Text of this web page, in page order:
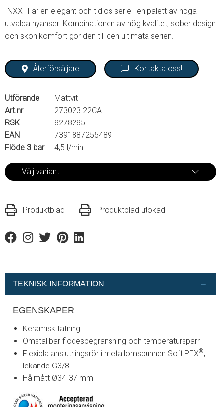
INXX II är en elegant och tidlös serie i en palett av noga
utvalda nyanser. Kombinationen av hög kvalitet, sober design
och skön komfort gör den till den ultimata serien.
Återförsäljare Kontakta oss!
Utförande
Mattvit
Art.nr
273023.22CA
RSK
8278285
EAN
7391887255489
Flöde 3 bar
4,5 l/min
Välj variant
Produktblad Produktblad utökad
FacebookInstagram
TwitterPinterestLinkedin
TEKNISK INFORMATION
EGENSKAPER
Keramisk tätning
Omställbar flödesbegränsning och temperaturspärr
Flexibla anslutningsrör i metallomspunnen Soft PEX®,
lekande G3/8
Hålmått Ø34-37 mm